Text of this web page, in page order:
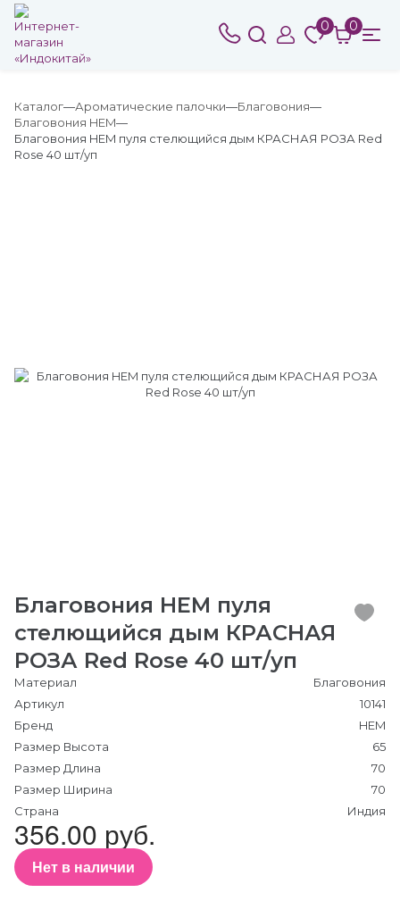
0 0
Каталог Ароматические палочки
Благовония
Благовония HEM
Благовония HEM пуля стелющийся дым КРАСНАЯ РОЗА Red
Rose 40 шт/уп
Благовония HEM пуля
стелющийся дым КРАСНАЯ
РОЗА Red Rose 40 шт/уп
Материал
Благовония
Артикул
10141
Бренд
HEM
Размер Высота
65
Размер Длина
70
Размер Ширина
70
Страна
Индия
356.00 руб.
Нет в наличии